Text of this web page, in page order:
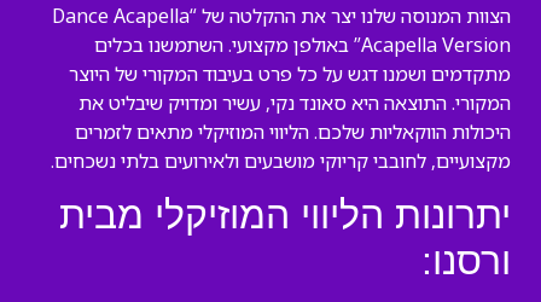
הצוות המנוסה שלנו יצר את ההקלטה של “Dance Acapella
Acapella Version” באולפן מקצועי. השתמשנו בכלים
מתקדמים ושמנו דגש על כל פרט בעיבוד המקורי של היוצר
המקורי. התוצאה היא סאונד נקי, עשיר ומדויק שיבליט את
היכולות הווקאליות שלכם. הליווי המוזיקלי מתאים לזמרים
מקצועיים, לחובבי קריוקי מושבעים ולאירועים בלתי נשכחים.
יתרונות הליווי המוזיקלי מבית
ורסנו: